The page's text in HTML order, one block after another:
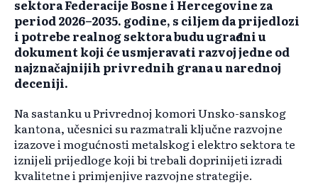
sektora Federacije Bosne i Hercegovine za
period 2026–2035. godine, s ciljem da prijedlozi
i potrebe realnog sektora budu ugrađeni u
dokument koji će usmjeravati razvoj jedne od
najznačajnijih privrednih grana u narednoj
deceniji.
Na sastanku u Privrednoj komori Unsko-sanskog
kantona, učesnici su razmatrali ključne razvojne
izazove i mogućnosti metalskog i elektro sektora te
iznijeli prijedloge koji bi trebali doprinijeti izradi
kvalitetne i primjenjive razvojne strategije.